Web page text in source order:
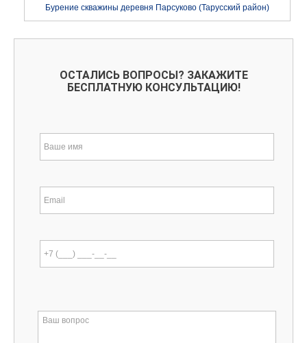
Бурение скважины деревня Парсуково (Тарусский район)
ОСТАЛИСЬ ВОПРОСЫ? ЗАКАЖИТЕ
БЕСПЛАТНУЮ КОНСУЛЬТАЦИЮ!